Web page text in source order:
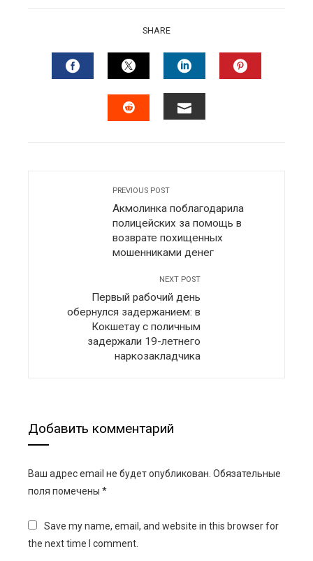
SHARE
FACEBOOKTWITTERLINKEDIN
PREVIOUS POST
Акмолинка поблагодарила
полицейских за помощь в
возврате похищенных
мошенниками денег
NEXT POST
Первый рабочий день
обернулся задержанием: в
Кокшетау с поличным
задержали 19-летнего
наркозакладчика
Добавить комментарий
Ваш адрес email не будет опубликован. Обязательные
поля помечены *
Save my name, email, and website in this browser for
the next time I comment.